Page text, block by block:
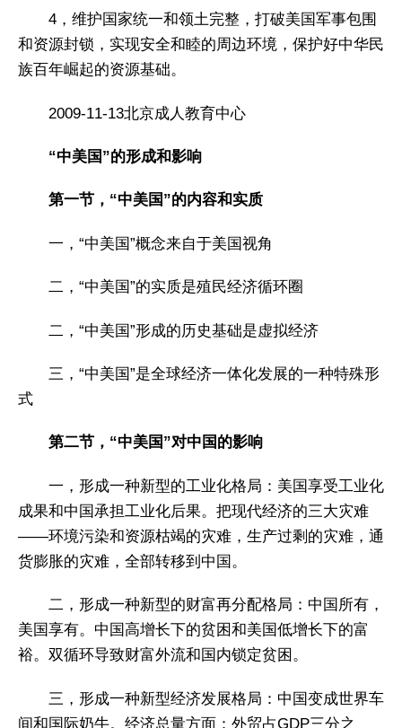
4，维护国家统一和领土完整，打破美国军事包围
和资源封锁，实现安全和睦的周边环境，保护好中华民
族百年崛起的资源基础。
2009-11-13北京成人教育中心
“中美国”的形成和影响
第一节，“中美国”的内容和实质
一，“中美国”概念来自于美国视角
二，“中美国”的实质是殖民经济循环圈
二，“中美国”形成的历史基础是虚拟经济
三，“中美国”是全球经济一体化发展的一种特殊形
式
第二节，“中美国”对中国的影响
一，形成一种新型的工业化格局：美国享受工业化
成果和中国承担工业化后果。把现代经济的三大灾难
——环境污染和资源枯竭的灾难，生产过剩的灾难，通
货膨胀的灾难，全部转移到中国。
二，形成一种新型的财富再分配格局：中国所有，
美国享有。中国高增长下的贫困和美国低增长下的富
裕。双循环导致财富外流和国内锁定贫困。
三，形成一种新型经济发展格局：中国变成世界车
间和国际奶牛。经济总量方面：外贸占GDP三分之